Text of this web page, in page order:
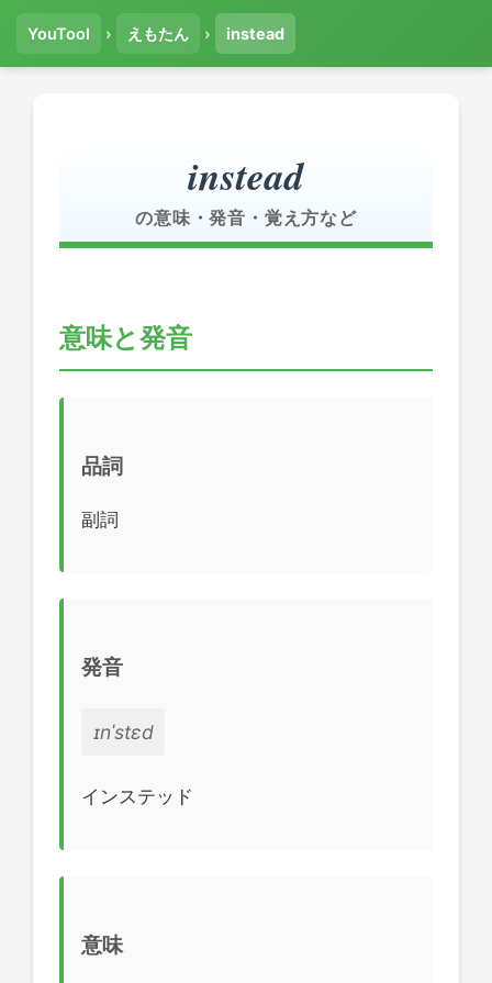
YouTool › えもたん › instead
instead
の意味・発音・覚え方など
意味と発音
品詞
副詞
発音
ɪnˈstɛd
インステッド
意味